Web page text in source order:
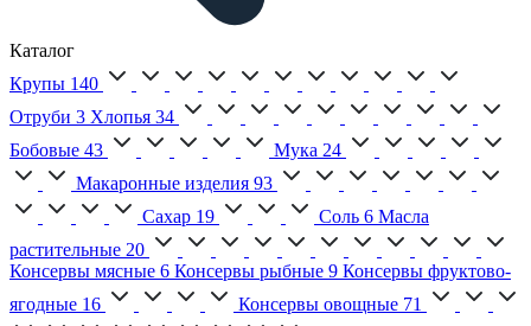
Каталог
Крупы 140
Отруби 3 Хлопья 34
Бобовые 43 Мука 24
Макаронные изделия 93
Сахар 19 Соль 6 Масла
растительные 20
Консервы мясные 6 Консервы рыбные 9 Консервы фруктово-
ягодные 16 Консервы овощные 71